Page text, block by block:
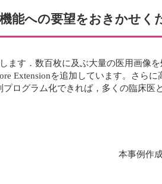
能への要望をおきかせく
ます．数百枚に及ぶ大量の医用画像
Extensionを追加しています。さら
プログラム化できれば，多くの臨床医
本事例作